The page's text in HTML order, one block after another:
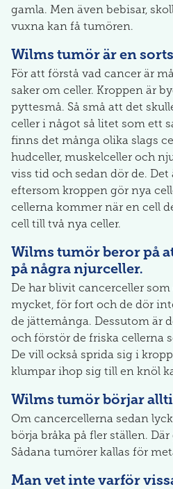
gamla. Men även bebisar,
vuxna kan få tumören.
Wilms tumör är en
För att förstå vad cancer är
saker om celler. Kroppen är
pyttesmå. Så små att det
celler i något så litet som ett
finns det många olika slags
hudceller, muskelceller och
viss tid och sedan dör de.
eftersom kroppen gör nya
cellerna kommer när en cell
cell till två nya celler.
Wilms tumör beror på
på några njurceller.
De har blivit cancerceller
mycket, för fort och de dör
de jättemånga. Dessutom är
och förstör de friska cellerna
De vill också sprida sig i
klumpar ihop sig till en knöl
Wilms tumör börjar
Om cancercellerna sedan
börja bråka på fler ställen.
Sådana tumörer kallas för
Man vet inte varför